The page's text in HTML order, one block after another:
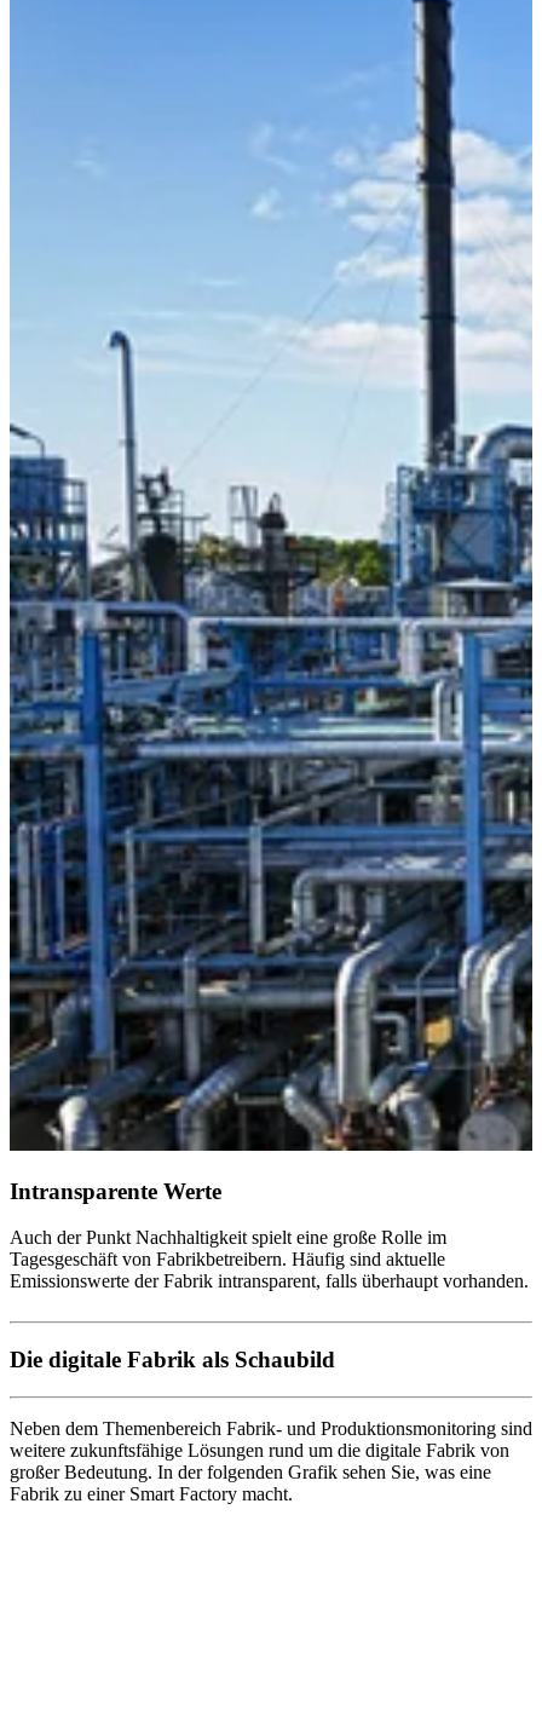
Intransparente Werte
Auch der Punkt Nachhaltigkeit spielt eine große Rolle im
Tagesgeschäft von Fabrikbetreibern. Häufig sind aktuelle
Emissionswerte der Fabrik intransparent, falls überhaupt vorhanden.
Die digitale Fabrik als Schaubild
Neben dem Themenbereich Fabrik- und Produktionsmonitoring sind
weitere zukunftsfähige Lösungen rund um die digitale Fabrik von
großer Bedeutung. In der folgenden Grafik sehen Sie, was eine
Fabrik zu einer Smart Factory macht.